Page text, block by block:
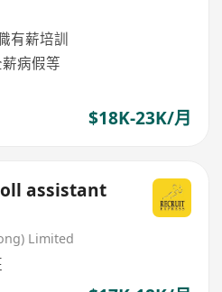
有薪培訓
病假等
$18K-23K/月
assistant
Limited